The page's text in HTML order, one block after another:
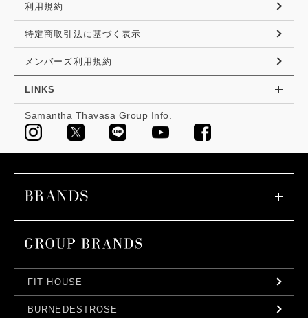
利用規約
特定商取引法に基づく表示
メンバーズ利用規約
LINKS
Samantha Thavasa Group Info.
FIT HOUSE
BURNEDESTROSE